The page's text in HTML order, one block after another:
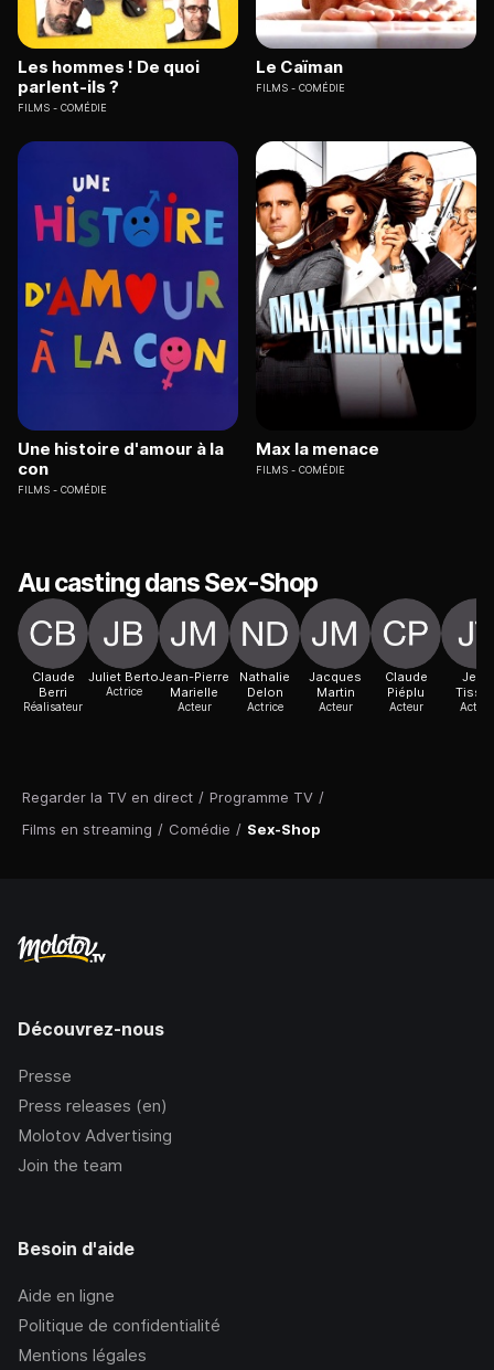
Regarder la TV en direct / Programme TV /
Films en streaming / Comédie / Sex-Shop
Les hommes ! De quoi
parlent-ils ?
FILMS COMÉDIE
Le Caïman
FILMS COMÉDIE
Une histoire d'amour à la
con
FILMS COMÉDIE
Max la menace
FILMS COMÉDIE
Au casting dans Sex-Shop
Claude
Berri
Réalisateur
Juliet Berto
Actrice
Jean-Pierre
Marielle
Acteur
Nathalie
Delon
Actrice
Jacques
Martin
Acteur
Claude
Piéplu
Acteur
Jean
Acteur
Découvrez-nous
Presse
Press releases (en)
Molotov Advertising
Join the team
Besoin d'aide
Aide en ligne
Politique de confidentialité
Mentions légales